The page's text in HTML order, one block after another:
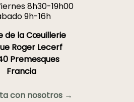
8h30-19h00
9h-16h
de la Cœuillerie
Roger Lecerf
Premesques
Francia
con nosotros →